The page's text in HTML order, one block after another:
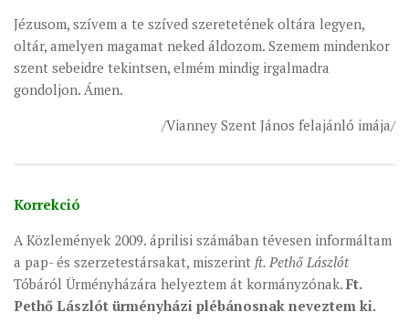
PLÉBÁNIÁK
ÉSZAKI ESPERESSÉG
KÖZPONTI ESPERESSÉG
SZINÓDUS
ORGANIGRAMMA
PÜSPÖKI DEKRÉTUM
ZSINATI IMA
Jézusom, szívem a te szíved szeretetének oltára legyen,
oltár, amelyen magamat neked áldozom. Szemem mindenkor
szent sebeidre tekintsen, elmém mindig irgalmadra
gondoljon. Ámen.
/Vianney Szent János felajánló imája/
Korrekció
A Közlemények 2009. áprilisi számában tévesen informáltam
a pap- és szerzetestársakat, miszerint ft. Pethő Lászlót
Tóbáról Ürményházára helyeztem át kormányzónak. Ft.
Pethő Lászlót ürményházi plébánosnak neveztem ki.